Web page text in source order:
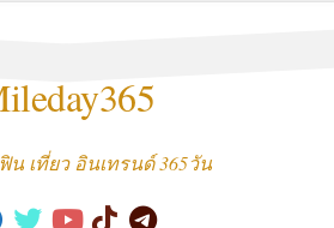
น เที่ยว อินเทรนด์ 365วัน